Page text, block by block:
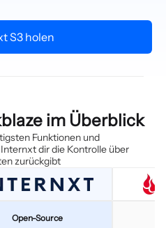
S3 holen
im Überblick
Funktionen und
dir die Kontrolle über
zurückgibt
Open-Source